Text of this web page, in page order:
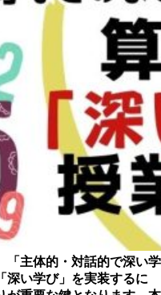
「主体的・対話的で深い学
深い学び」を実装するに